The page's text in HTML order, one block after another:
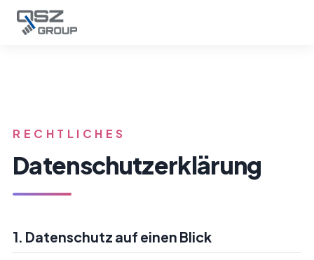
Datenschutzerklärung
RECHTLICHES
Datenschutz­erklärung
1. Datenschutz auf einen Blick